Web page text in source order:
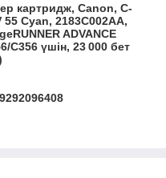
картридж, Canon, C-
55 Cyan, 2183C002AA,
ADVANCE
C356 үшін, 23 000 бет